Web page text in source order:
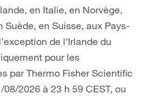
en Italie, en Norvège,
Suède, en Suisse, aux Pays-
de l’Irlande du
pour les
par Thermo Fisher Scientific
2026 à 23 h 59 CEST, ou